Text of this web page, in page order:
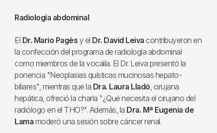
Radiología abdominal
El Dr. Mario Pagès y el Dr. David Leiva contribuyeron en
la confección del programa de radiología abdominal
como miembros de la vocalía. El Dr. Leiva presentó la
ponencia "Neoplasias quísticas mucinosas hepato-
biliares", mientras que la Dra. Laura Lladó, cirujana
hepática, ofreció la charla "¿Qué necesita el cirujano del
radiólogo en el THO?". Además, la Dra. Mª Eugenia de
Lama moderó una sesión sobre cáncer renal.